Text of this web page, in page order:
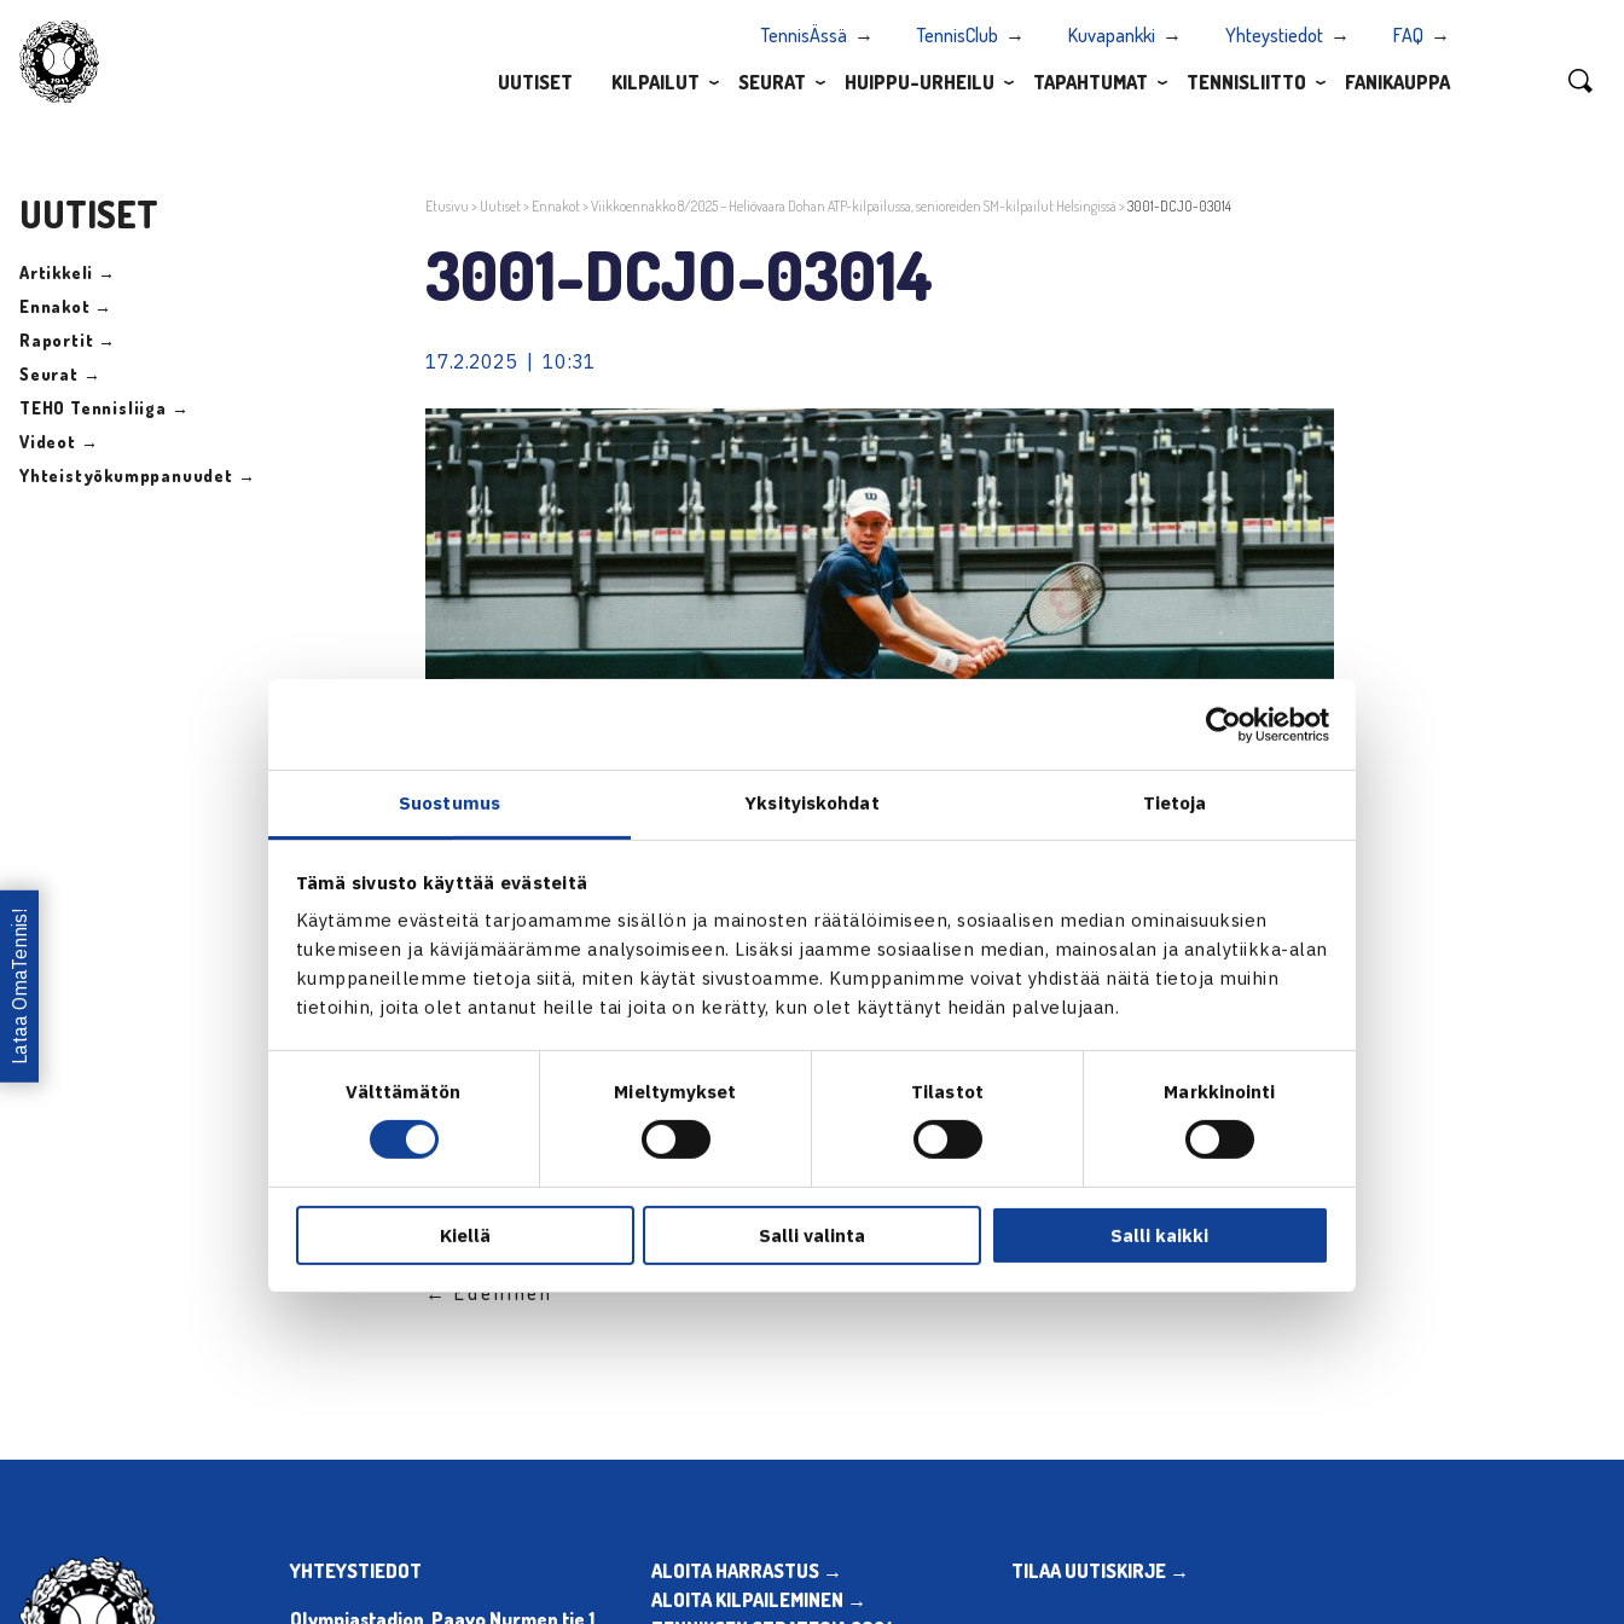
Suostumus Yksityiskohdat Tietoja
Tämä sivusto käyttää evästeitä
Käytämme evästeitä tarjoamamme sisällön ja mainosten räätälöimiseen, sosiaalisen median ominaisuuksien
tukemiseen ja kävijämäärämme analysoimiseen. Lisäksi jaamme sosiaalisen median, mainosalan ja analytiikka-alan
kumppaneillemme tietoja siitä, miten käytät sivustoamme. Kumppanimme voivat yhdistää näitä tietoja muihin
tietoihin, joita olet antanut heille tai joita on kerätty, kun olet käyttänyt heidän palvelujaan.
Välttämätön Mieltymykset Tilastot Markkinointi
Kiellä Salli valinta Salli kaikki
TennisÄssä TennisClub Kuvapankki Yhteystiedot
FAQ
UUTISET
KILPAILUT SEURAT HUIPPU-URHEILU TAPAHTUMAT TENNISLIITTO FANIKAUPPA
UUTISET
Artikkeli →
Ennakot →
Raportit →
Seurat →
TEHO Tennisliiga →
Videot →
Yhteistyökumppanuudet →
Etusivu > Uutiset> Ennakot>Viikkoennakko 8/2025 – Heliövaara Dohan ATP-kilpailussa, senioreiden SM-kilpailut Helsingissä >3001-DCJO-03014
3001-DCJO-03014
17.2.2025 | 10:31
← Edellinen
Lataa OmaTennis!
YHTEYSTIEDOT
Olympiastadion, Paavo Nurmen tie 1,
ALOITA HARRASTUS →
ALOITA KILPAILEMINEN →
TILAA UUTISKIRJE →